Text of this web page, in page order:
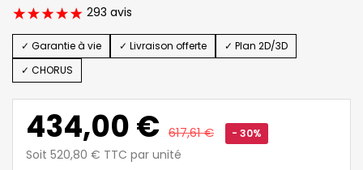
293 avis
✓ Garantie à vie ✓ Livraison offerte
✓ Plan 2D/3D
✓ CHORUS
434,00 € 617,61 € - 30%
Soit 520,80 € TTC par unité